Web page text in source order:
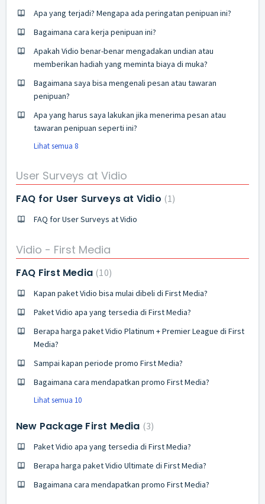
Apa yang terjadi? Mengapa ada peringatan penipuan ini?
Bagaimana cara kerja penipuan ini?
Apakah Vidio benar-benar mengadakan undian atau
memberikan hadiah yang meminta biaya di muka?
Bagaimana saya bisa mengenali pesan atau tawaran
penipuan?
Apa yang harus saya lakukan jika menerima pesan atau
tawaran penipuan seperti ini?
Lihat semua 8
User Surveys at Vidio
FAQ for User Surveys at Vidio 1
FAQ for User Surveys at Vidio
Vidio - First Media
FAQ First Media 10
Kapan paket Vidio bisa mulai dibeli di First Media?
Paket Vidio apa yang tersedia di First Media?
Berapa harga paket Vidio Platinum + Premier League di First
Media?
Sampai kapan periode promo First Media?
Bagaimana cara mendapatkan promo First Media?
Lihat semua 10
New Package First Media 3
Paket Vidio apa yang tersedia di First Media?
Berapa harga paket Vidio Ultimate di First Media?
Bagaimana cara mendapatkan promo First Media?